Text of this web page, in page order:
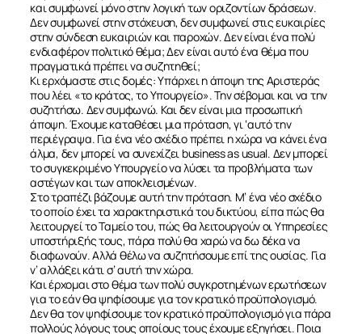
και συμφωνεί μόνο στην λογική των οριζοντίων δράσεων.
Δεν συμφωνεί στην στόχευση, δεν συμφωνεί στις ευκαιρίες
στην σύνδεση ευκαιριών και παροχών. Δεν είναι ένα πολύ
ενδιαφέρον πολιτικό θέμα; Δεν είναι αυτό ένα θέμα που
πραγματικά πρέπει να συζητηθεί;
Κι ερχόμαστε στις δομές: Υπάρχει η άποψη της Αριστεράς
που λέει «το κράτος, το Υπουργείο». Την σέβομαι και να την
συζητήσω. Δεν συμφωνώ. Και δεν είναι μια προσωπική
άποψη. Έχουμε καταθέσει μια πρόταση, γι ‘αυτό την
περιέγραψα. Για ένα νέο σχέδιο πρέπει η χώρα να κάνει ένα
άλμα, δεν μπορεί να συνεχίζει business as usual. Δεν μπορεί
το συγκεκριμένο Υπουργείο να λύσει τα προβλήματα των
αστέγων και των αποκλεισμένων.
Στο τραπέζι βάζουμε αυτή την πρόταση. Μ’ ένα νέο σχέδιο
το οποίο έχει τα χαρακτηριστικά του δικτύου, είπα πώς θα
λειτουργεί το Ταμείο του, πώς θα λειτουργούν οι Υπηρεσίες
υποστήριξής τους, πάρα πολύ θα χαρώ να δω δέκα να
διαφωνούν. Αλλά θέλω να συζητήσουμε επί της ουσίας. Για
ν’ αλλάξει κάτι σ’ αυτή την χώρα.
Και έρχομαι στο θέμα των πολύ συγκροτημένων ερωτήσεων
για το εάν θα ψηφίσουμε για τον κρατικό προϋπολογισμό.
Δεν θα τον ψηφίσουμε τον κρατικό προϋπολογισμό για πάρα
πολλούς λόγους τους οποίους τους έχουμε εξηγήσει. Ποια